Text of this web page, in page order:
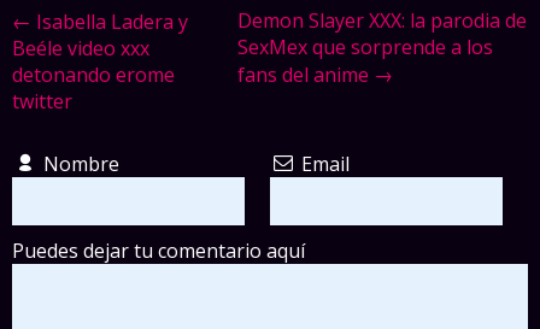
← Isabella Ladera y
Beéle video xxx
detonando erome
twitter
Demon Slayer XXX: la parodia de
SexMex que sorprende a los
fans del anime →
Nombre Email
Puedes dejar tu comentario aquí